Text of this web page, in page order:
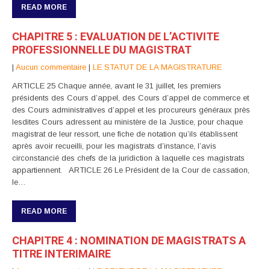
READ MORE
CHAPITRE 5 : EVALUATION DE L’ACTIVITE
PROFESSIONNELLE DU MAGISTRAT
| Aucun commentaire | LE STATUT DE LA MAGISTRATURE
ARTICLE 25 Chaque année, avant le 31 juillet, les premiers
présidents des Cours d’appel, des Cours d’appel de commerce et
des Cours administratives d’appel et les procureurs généraux près
lesdites Cours adressent au ministère de la Justice, pour chaque
magistrat de leur ressort, une fiche de notation qu’ils établissent
après avoir recueilli, pour les magistrats d’instance, l’avis
circonstancié des chefs de la juridiction à laquelle ces magistrats
appartiennent. ARTICLE 26 Le Président de la Cour de cassation,
le…
READ MORE
CHAPITRE 4 : NOMINATION DE MAGISTRATS A
TITRE INTERIMAIRE